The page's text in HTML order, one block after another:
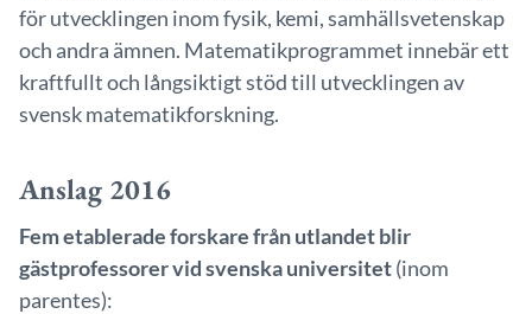
för utvecklingen inom fysik, kemi, samhällsvetenskap
och andra ämnen. Matematikprogrammet innebär ett
kraftfullt och långsiktigt stöd till utvecklingen av
svensk matematikforskning.
Anslag 2016
Fem etablerade forskare från utlandet blir
gästprofessorer vid svenska universitet(inom
parentes):